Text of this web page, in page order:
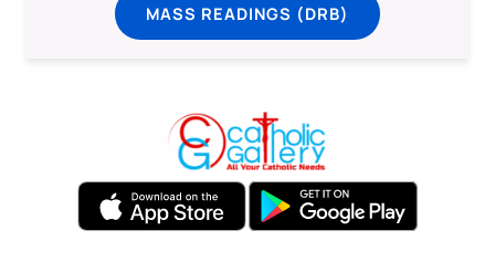
MASS READINGS (DRB)